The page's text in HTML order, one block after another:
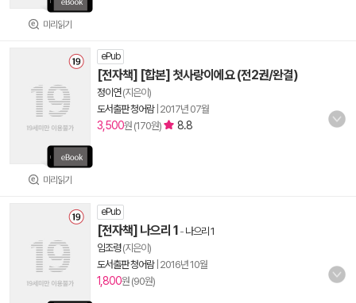
미리읽기
미리읽기
ePub
[전자책] [합본] 첫사랑이에요 (전2권/완결)
정이연(지은이)
도서출판 청어람| 2017년 07월
3,500원 (170원) 8.8
ePub
[전자책] 나으리 1 - 나으리 1
임조령(지은이)
도서출판 청어람| 2016년 10월
1,800원 (90원)